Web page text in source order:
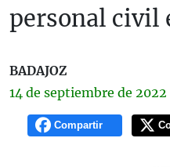
personal civil
BADAJOZ
14 de septiembre de 2022
Compartir